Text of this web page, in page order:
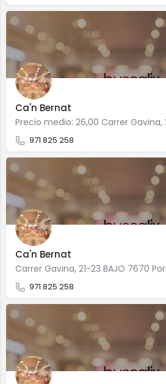
Ca'n Bernat
971 825 258
Ca'n Bernat
Carrer Gavina, 21-23 BAJO 7670
971 825 258